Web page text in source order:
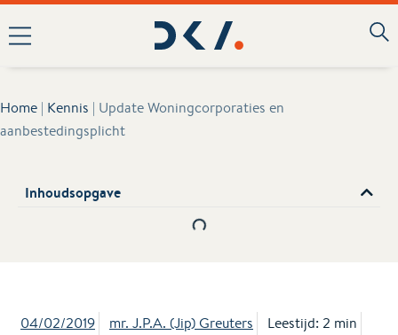
Home | Kennis | Update Woningcorporaties en
aanbestedingsplicht
Inhoudsopgave
04/02/2019 mr. J.P.A. (Jip) Greuters
Leestijd: 2 min